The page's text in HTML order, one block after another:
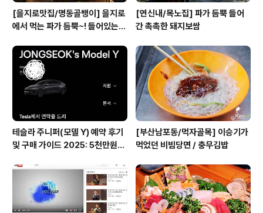
[을지로맛집/명동골뱅이] 을지로
에서 먹는 파가 듬뿍~! 들어있는
[연신내/목노집] 파가 듬뿍 들어
간 촉촉한 돼지보쌈
테슬라 주니퍼(모델 Y) 예약 후기
및 구매 가이드 2025: 5천만원대
[부산남포동/먹자골목] 이승기가
먹었던 비빔당면 / 충무김밥